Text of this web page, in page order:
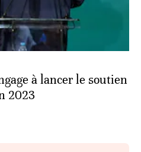
à lancer le soutien
2023